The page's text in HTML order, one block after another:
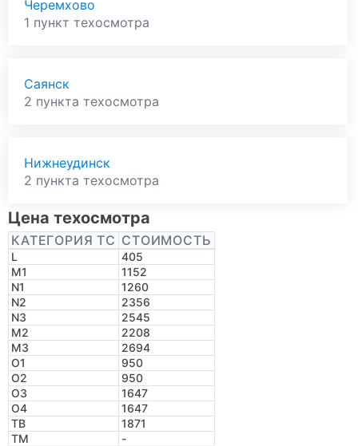
Черемхово
1 пункт техосмотра
Саянск
2 пункта техосмотра
Нижнеудинск
2 пункта техосмотра
Цена техосмотра
КАТЕГОРИЯ ТС СТОИМОСТЬ
L
405
M1
1152
N1
1260
N2
2356
N3
2545
M2
2208
M3
2694
O1
950
O2
950
O3
1647
O4
1647
TB
1871
TM
-